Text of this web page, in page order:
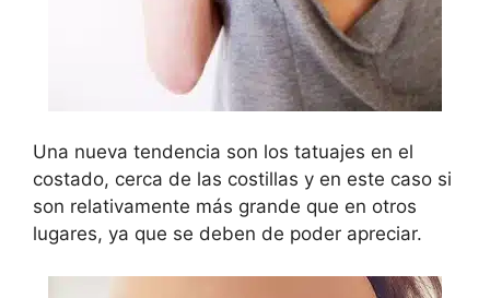
Una nueva tendencia son los tatuajes en el
costado, cerca de las costillas y en este caso si
son relativamente más grande que en otros
lugares, ya que se deben de poder apreciar.